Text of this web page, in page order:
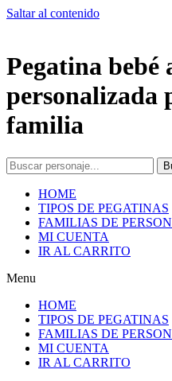
Saltar al contenido
Pegatina bebé
personalizada
familia
HOME
TIPOS DE PEGATINAS
FAMILIAS DE
MI CUENTA
IR AL CARRITO
Menu
HOME
TIPOS DE PEGATINAS
FAMILIAS DE
MI CUENTA
IR AL CARRITO